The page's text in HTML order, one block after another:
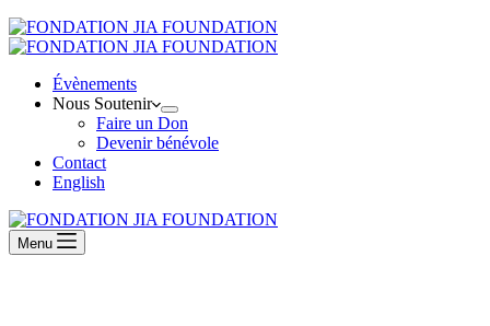
Évènements
Nous Soutenir
Faire un Don
Devenir bénévole
Contact
English
Menu